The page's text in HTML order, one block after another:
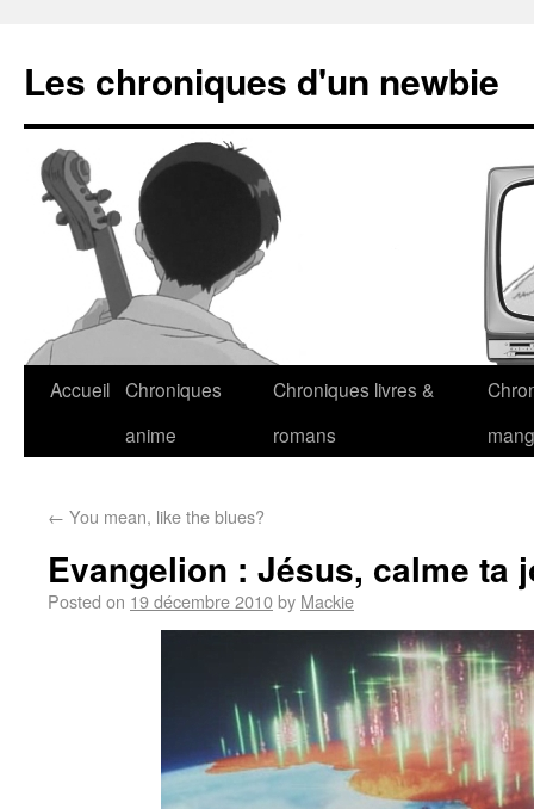
Les chroniques d'un newbie
Accueil Chroniques
anime
Chroniques livres &
romans
← You mean, like the blues?
Evangelion : Jésus, calme ta
Posted on 19 décembre 2010by Mackie